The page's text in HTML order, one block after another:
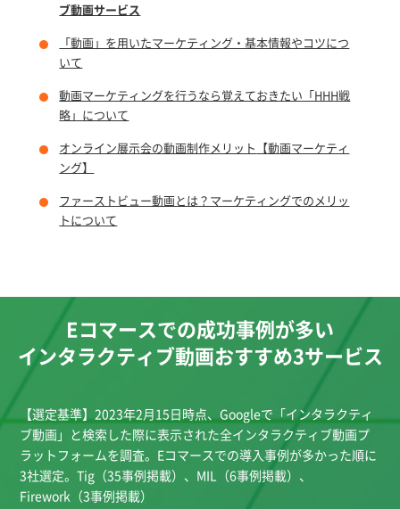
ブ動画サービス
「動画」を用いたマーケティング・基本情報やコツにつ
いて
動画マーケティングを行うなら覚えておきたい「HHH戦
略」について
オンライン展示会の動画制作メリット 【動画マーケティ
ング】
ファーストビュー動画とは？マーケティングでのメリッ
トについて
Eコマースでの成功事例が多い
インタラクティブ動画おすすめ3サービス
【選定基準】2023年2月15日時点、Googleで「インタラクティ
ブ動画」と検索した際に表示された全インタラクティブ動画プ
ラットフォームを調査。Eコマースでの導入事例が多かった順に
3社選定。Tig（35事例掲載）、MIL（6事例掲載）、
Firework（3事例掲載）